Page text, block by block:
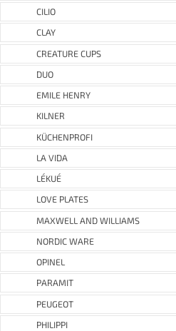
CILIO
CLAY
CREATURE CUPS
DUO
EMILE HENRY
KILNER
KÜCHENPROFI
LA VIDA
LÉKUÉ
LOVE PLATES
MAXWELL AND WILLIAMS
NORDIC WARE
OPINEL
PARAMIT
PEUGEOT
PHILIPPI